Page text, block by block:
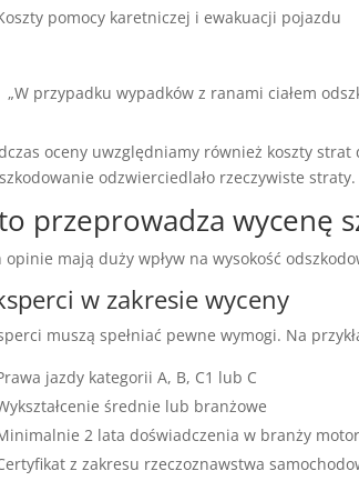
pomocy karetniczej i ewakuacji pojazdu
„W przypadku wypadków z ranami ciałem
oceny uwzględniamy również koszty
odzwierciedlało rzeczywiste
przeprowadza wycenę
opinie mają duży wpływ na wysokość
w zakresie wyceny
muszą spełniać pewne wymogi. Na
jazdy kategorii A, B, C1 lub C
średnie lub branżowe
2 lata doświadczenia w branży
z zakresu rzeczoznawstwa